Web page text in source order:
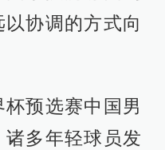
协调的方式向
预选赛中国男
多年轻球员发